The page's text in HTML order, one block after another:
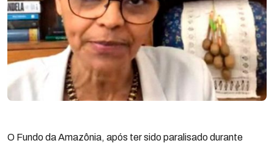
O Fundo da Amazônia, após ter sido paralisado durante